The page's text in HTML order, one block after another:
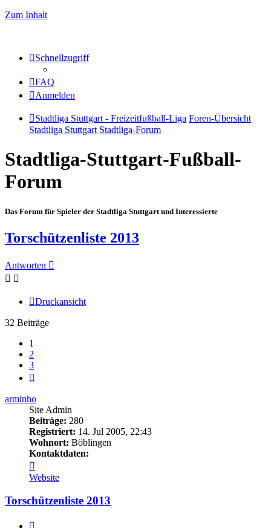
Zum Inhalt
Schnellzugriff
FAQ
Anmelden
Stadtliga Stuttgart - Freizeitfußball-Liga Foren-Übersicht
Stadtliga Stuttgart Stadtliga-Forum
Stadtliga-Stuttgart-Fußball-
Forum
Das Forum für Spieler der Stadtliga Stuttgart und Interessierte
Torschützenliste 2013
Antworten
Druckansicht
32 Beiträge
1
2
3
arminho
Site Admin
Beiträge: 280
Registriert: 14. Jul 2005, 22:43
Wohnort: Böblingen
Kontaktdaten:
von
arminho
Website
Torschützenliste 2013